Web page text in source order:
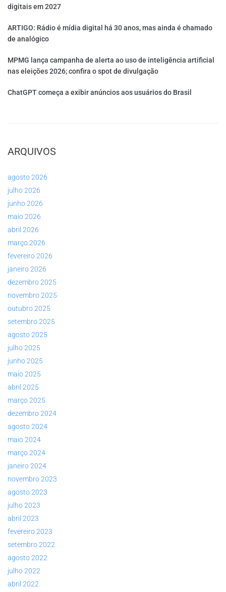
digitais em 2027
ARTIGO: Rádio é mídia digital há 30 anos, mas ainda é chamado
de analógico
MPMG lança campanha de alerta ao uso de inteligência artificial
nas eleições 2026; confira o spot de divulgação
ChatGPT começa a exibir anúncios aos usuários do Brasil
ARQUIVOS
agosto 2026
julho 2026
junho 2026
maio 2026
abril 2026
março 2026
fevereiro 2026
janeiro 2026
dezembro 2025
novembro 2025
outubro 2025
setembro 2025
agosto 2025
julho 2025
junho 2025
maio 2025
abril 2025
março 2025
dezembro 2024
agosto 2024
maio 2024
março 2024
janeiro 2024
novembro 2023
agosto 2023
julho 2023
abril 2023
fevereiro 2023
setembro 2022
agosto 2022
julho 2022
abril 2022